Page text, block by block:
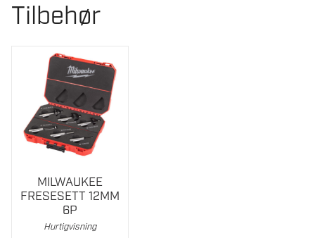
Tilbehør
MILWAUKEE
FRESESETT 12MM
6P
Hurtigvisning